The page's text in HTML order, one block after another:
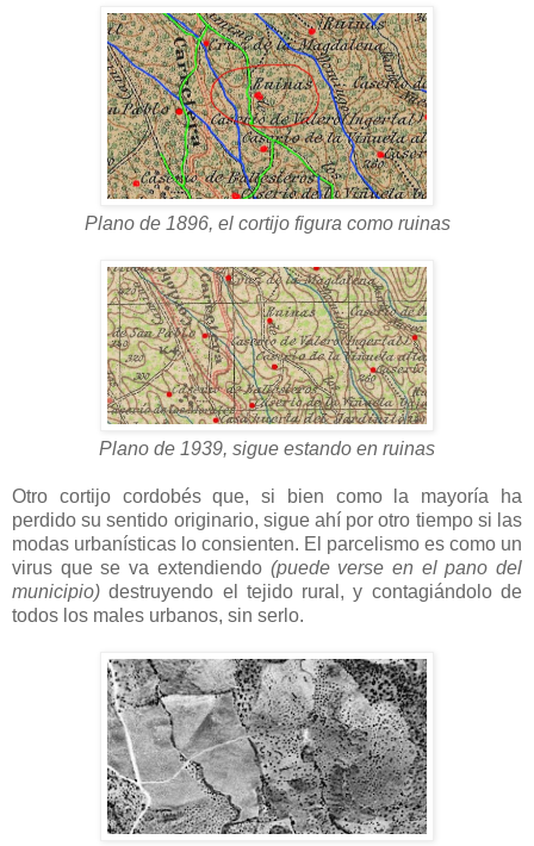
Plano de 1896, el cortijo figura como ruinas
Plano de 1939, sigue estando en ruinas
Otro cortijo cordobés que, si bien como la mayoría ha
perdido su sentido originario, sigue ahí por otro tiempo si las
modas urbanísticas lo consienten. El parcelismo es como un
virus que se va extendiendo (puede verse en el pano del
municipio)destruyendo el tejido rural, y contagiándolo de
todos los males urbanos, sin serlo.